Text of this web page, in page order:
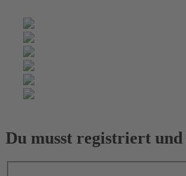
Du musst registriert und